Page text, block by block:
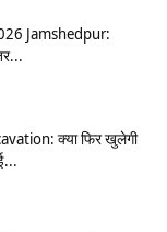
Jamshedpur:
क्या फिर खुलेगी